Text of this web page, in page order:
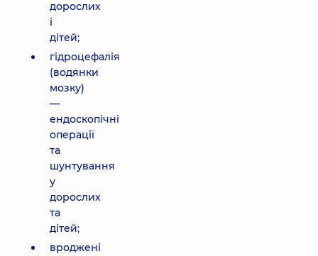
дорослих
і
дітей;
гідроцефалія
(водянки
мозку)
—
ендоскопічні
операції
та
шунтування
у
дорослих
та
дітей;
вроджені